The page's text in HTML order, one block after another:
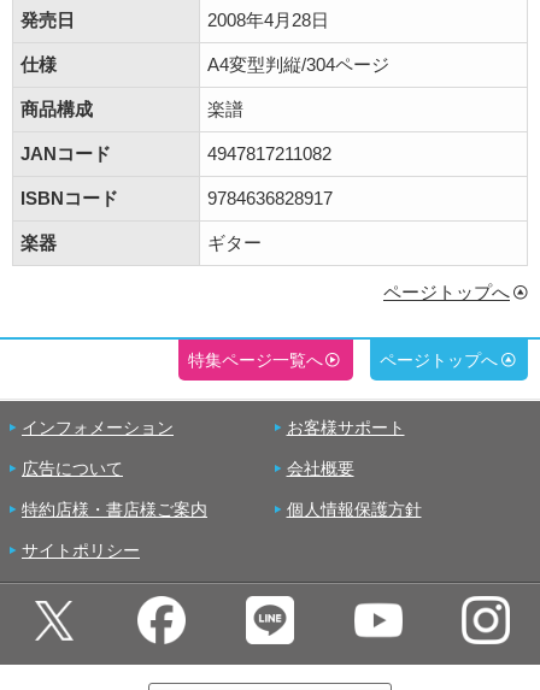
発売日 2008年4月28日
仕様 A4変型判縦/304ページ
商品構成 楽譜
JANコード 4947817211082
ISBNコード 9784636828917
楽器 ギター
ページトップへ
特集ページ一覧へ ページトップへ
インフォメーション お客様サポート
広告について 会社概要
特約店様・書店様ご案内 個人情報保護方針
サイトポリシー